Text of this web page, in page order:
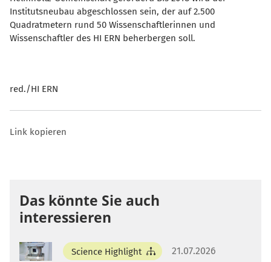
Institutsneubau abgeschlossen sein, der auf 2.500
Quadratmetern rund 50 Wissenschaftlerinnen und
Wissenschaftler des HI ERN beherbergen soll.
red./HI ERN
Link kopieren
Das könnte Sie auch
interessieren
Science Highlight
21.07.2026